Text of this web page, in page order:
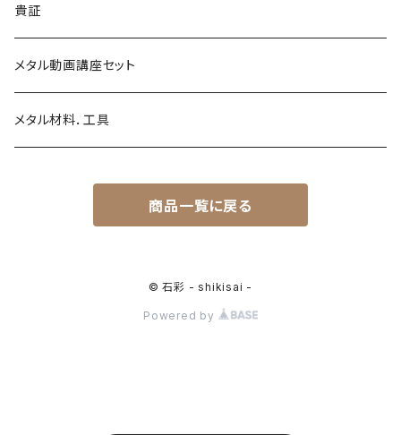
シルバーイヤカフ
金継ぎ
貴証
メタル動画講座セット
メタル材料．工具
商品一覧に戻る
© 石彩 - shikisai -
Powered by